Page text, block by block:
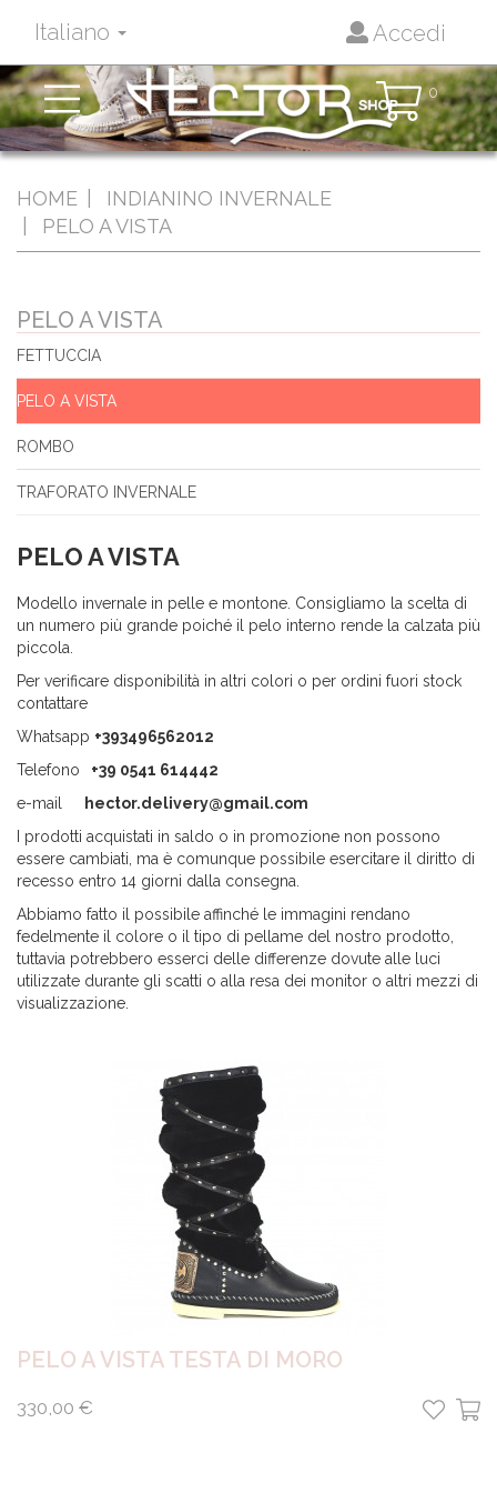
Accedi
Italiano
Toggle
navigation
0
HOME
INDIANINO INVERNALE
PELO A VISTA
PELO A VISTA
FETTUCCIA
PELO A VISTA
ROMBO
TRAFORATO INVERNALE
PELO A VISTA
Modello invernale in pelle e montone. Consigliamo la scelta di
un numero più grande poiché il pelo interno rende la calzata più
piccola.
Per verificare disponibilità in altri colori o per ordini fuori stock
contattare
Whatsapp +393496562012
Telefono
+39 0541 614442
e-mail
hector.delivery@gmail.com
I prodotti acquistati in saldo o in promozione non possono
essere cambiati, ma è comunque possibile esercitare il diritto di
recesso entro 14 giorni dalla consegna.
Abbiamo fatto il possibile affinché le immagini rendano
fedelmente il colore o il tipo di pellame del nostro prodotto,
tuttavia potrebbero esserci delle differenze dovute alle luci
utilizzate durante gli scatti o alla resa dei monitor o altri mezzi di
visualizzazione.
PELO A VISTA TESTA DI MORO
330,00 €